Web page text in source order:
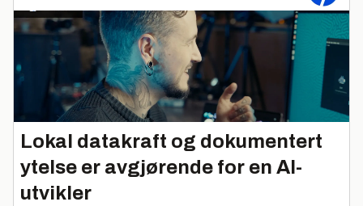
Lokal datakraft og dokumentert
ytelse er avgjørende for en AI-
utvikler